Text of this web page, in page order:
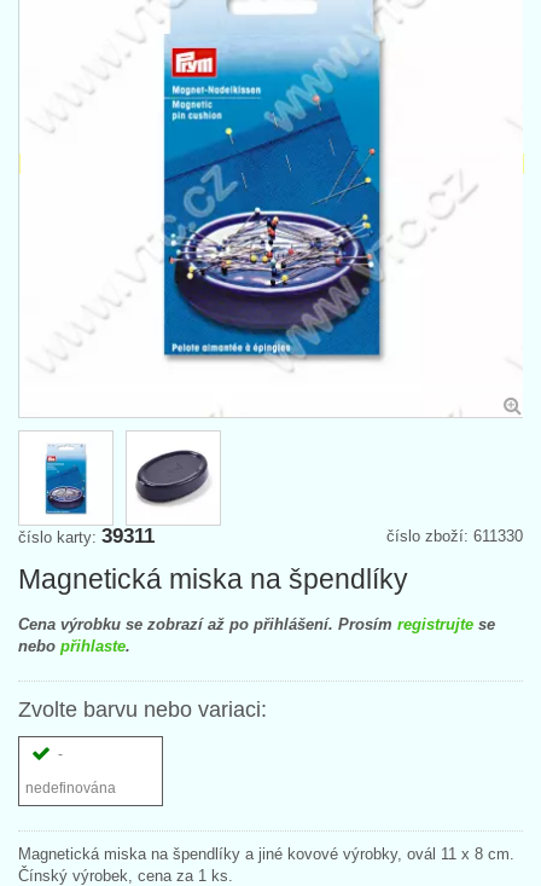
číslo zboží: 611330
číslo karty: 39311
Magnetická miska na špendlíky
Cena výrobku se zobrazí až po přihlášení. Prosím registrujte se
nebo přihlaste.
Zvolte barvu nebo variaci:
-
nedefinována
Magnetická miska na špendlíky a jiné kovové výrobky, ovál 11 x 8 cm.
Čínský výrobek, cena za 1 ks.